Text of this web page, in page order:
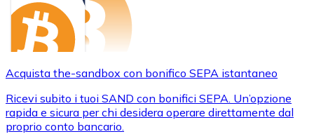
Acquista the-sandbox con bonifico SEPA istantaneo
Ricevi subito i tuoi SAND con bonifici SEPA. Un’opzione
rapida e sicura per chi desidera operare direttamente dal
proprio conto bancario.